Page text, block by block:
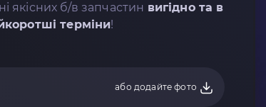
якісних б/в запчастин вигідно та в
терміни!
або додайте фото